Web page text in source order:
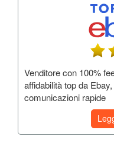
Venditore con 100%
affidabilità top da
comunicazioni rapide